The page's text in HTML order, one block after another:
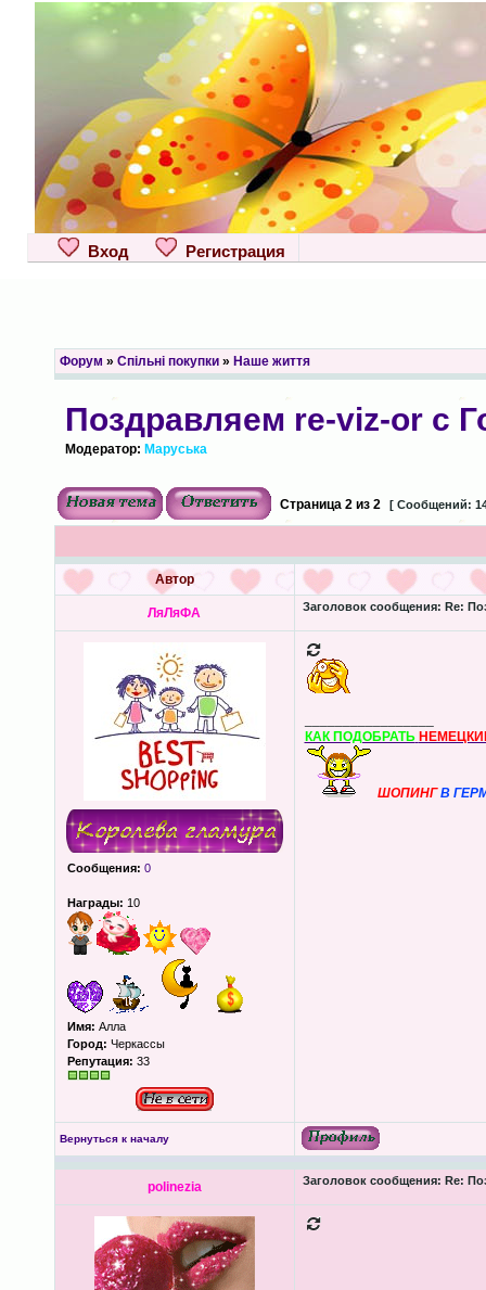
Вход Регистрация
Форум » Спільні покупки» Наше життя
Поздравляем re-viz-or с
Модератор: Маруська
Страница 2из 2 [ Сообщений:
Автор
ЛяЛяФА Заголовок сообщения: Re:
Сообщения: 0
Награды: 10
Имя: Алла
Город: Черкассы
Репутация: 33
КАК ПОДОБРАТЬ
ШОПИНГВ
Вернуться к началу
polinezia Заголовок сообщения: Re: